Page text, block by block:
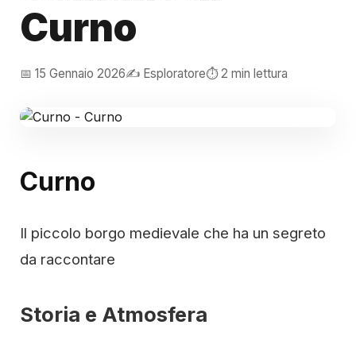
Curno
📅 15 Gennaio 2026✍️ Esploratore⏱️ 2 min lettura
Curno
Il piccolo borgo medievale che ha un segreto
da raccontare
Storia e Atmosfera